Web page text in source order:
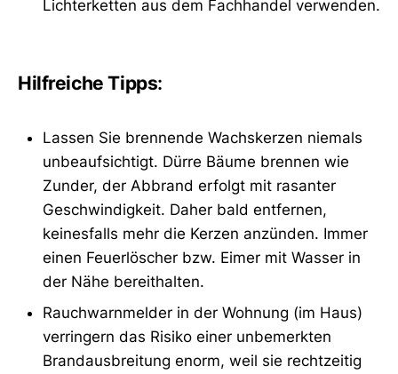
Lichterketten aus dem Fachhandel verwenden.
Hilfreiche Tipps:
Lassen Sie brennende Wachskerzen niemals
unbeaufsichtigt. Dürre Bäume brennen wie
Zunder, der Abbrand erfolgt mit rasanter
Geschwindigkeit. Daher bald entfernen,
keinesfalls mehr die Kerzen anzünden. Immer
einen Feuerlöscher bzw. Eimer mit Wasser in
der Nähe bereithalten.
Rauchwarnmelder in der Wohnung (im Haus)
verringern das Risiko einer unbemerkten
Brandausbreitung enorm, weil sie rechtzeitig